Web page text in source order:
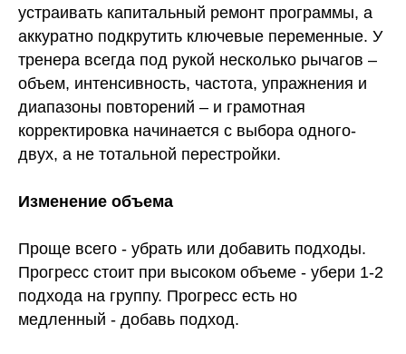
устраивать капитальный ремонт программы, а
аккуратно подкрутить ключевые переменные. У
тренера всегда под рукой несколько рычагов –
объем, интенсивность, частота, упражнения и
диапазоны повторений – и грамотная
корректировка начинается с выбора одного-
двух, а не тотальной перестройки.
Изменение объема
Проще всего - убрать или добавить подходы.
Прогресс стоит при высоком объеме - убери 1-2
подхода на группу. Прогресс есть но
медленный - добавь подход.